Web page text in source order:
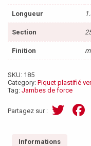
Longueur
Section
Finition
SKU: 185
Category: Piquet plastifié
Tag: Jambes de force
Partagez sur :
T
Informations